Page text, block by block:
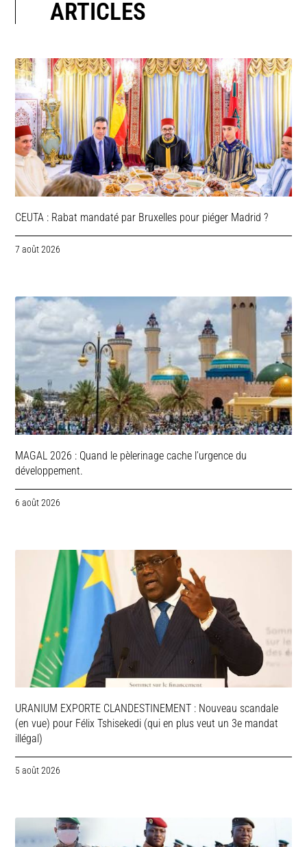
ARTICLES
CEUTA : Rabat mandaté par Bruxelles pour piéger Madrid ?
7 août 2026
MAGAL 2026 : Quand le pèlerinage cache l’urgence du
développement.
6 août 2026
URANIUM EXPORTE CLANDESTINEMENT : Nouveau scandale
(en vue) pour Félix Tshisekedi (qui en plus veut un 3e mandat
illégal)
5 août 2026